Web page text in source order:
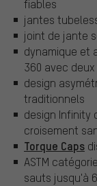
fiables
jantes
joint de jante
dynamique et
360 avec
design
traditionnels
design Infinity
croisement
Torque Caps
ASTM
sauts jusqu'à